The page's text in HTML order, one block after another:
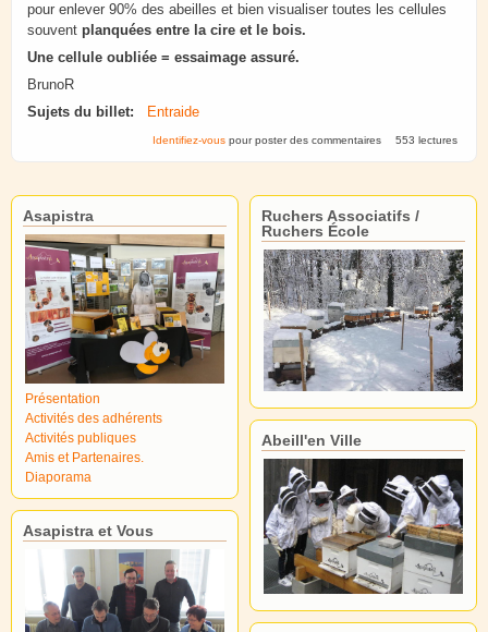
pour enlever 90% des abeilles et bien visualiser toutes les cellules
souvent planquées entre la cire et le bois.
Une cellule oubliée = essaimage assuré.
BrunoR
Sujets du billet:
Entraide
Identifiez-vous pour poster des commentaires 553 lectures
Asapistra
Présentation
Activités des adhérents
Activités publiques
Amis et Partenaires.
Diaporama
Asapistra et Vous
Ruchers Associatifs /
Ruchers École
Abeill'en Ville